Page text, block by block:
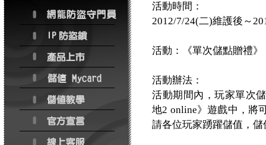
活動時間：
2012/7/24(二)維護後～
活動：《單次儲點贈禮》
活動辦法：
活動期間內，玩家單次
地2 online》遊戲中，將
請各位玩家踴躍儲值，